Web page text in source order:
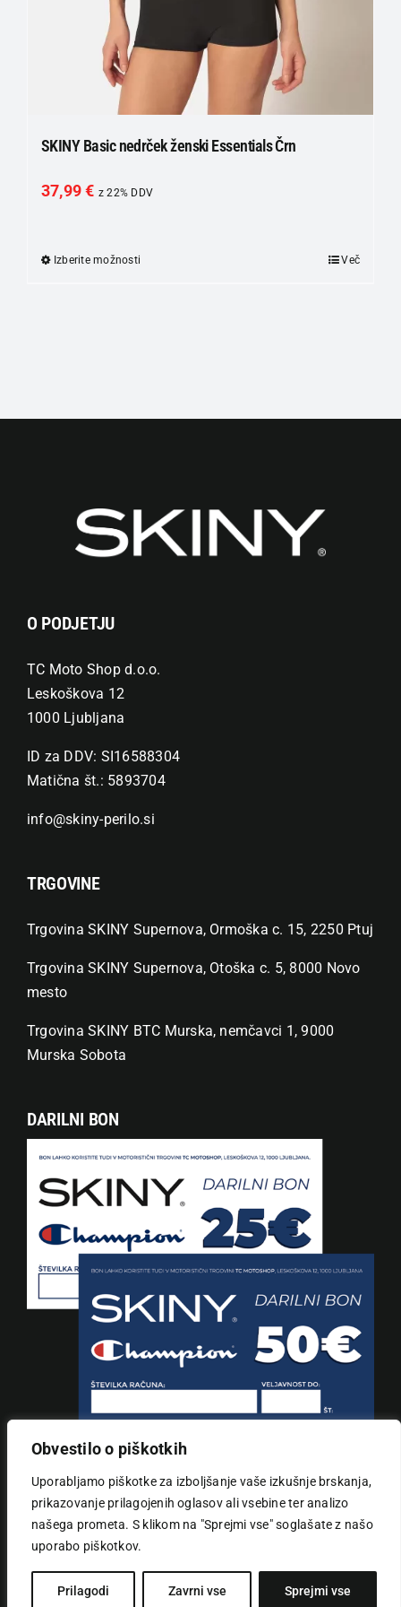
Obvestilo o piškotkih
Uporabljamo piškotke za izboljšanje vaše izkušnje brskanja,
prikazovanje prilagojenih oglasov ali vsebine ter analizo
našega prometa. S klikom na "Sprejmi vse" soglašate z našo
uporabo piškotkov.
Prilagodi Zavrni vse Sprejmi vse
SKINY Basic nedrček ženski Essentials Črn
37,99€ z 22% DDV
Izberite možnosti Več
O PODJETJU
TC Moto Shop d.o.o.
Leskoškova 12
1000 Ljubljana
ID za DDV: SI16588304
Matična št.: 5893704
info@skiny-perilo.si
TRGOVINE
Trgovina SKINY Supernova, Ormoška c. 15, 2250 Ptuj
Trgovina SKINY Supernova, Otoška c. 5, 8000 Novo
mesto
Trgovina SKINY BTC Murska, nemčavci 1, 9000
Murska Sobota
DARILNI BON
UPORABNE POVEZAVE
Toggle
Navigation
Novice
Piškotki in določila| Tailored by Inforia